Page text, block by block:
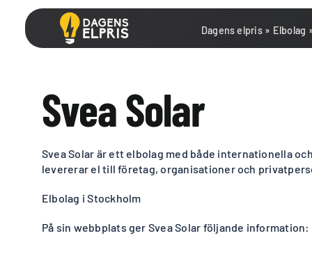
Fortsätt
innehållet
Dagens elpris» Elbolag
Svea Solar
Svea Solar är ett elbolag med både internationella
levererar el till företag, organisationer och
Elbolag i Stockholm
På sin webbplats ger Svea Solar följande information: